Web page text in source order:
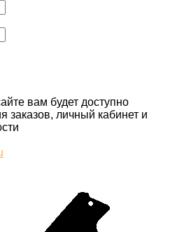
вам будет доступно
заказов, личный кабинет и